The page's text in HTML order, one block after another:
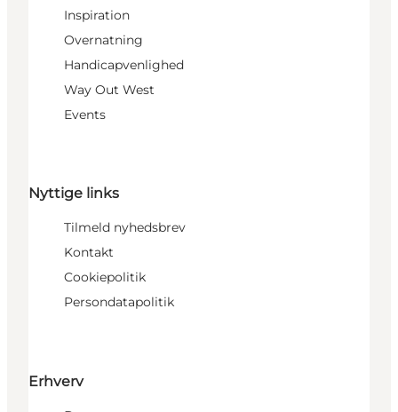
Inspiration
Overnatning
Handicapvenlighed
Way Out West
Events
Nyttige links
Tilmeld nyhedsbrev
Kontakt
Cookiepolitik
Persondatapolitik
Erhverv